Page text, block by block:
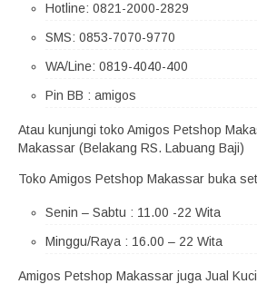
Hotline: 0821-2000-2829
SMS: 0853-7070-9770
WA/Line: 0819-4040-400
Pin BB : amigos
Atau kunjungi toko Amigos Petshop
Makassar (Belakang RS. Labuang Baji)
Toko Amigos Petshop Makassar buka
Senin – Sabtu : 11.00 -22 Wita
Minggu/Raya : 16.00 – 22 Wita
Amigos Petshop Makassar juga Jual